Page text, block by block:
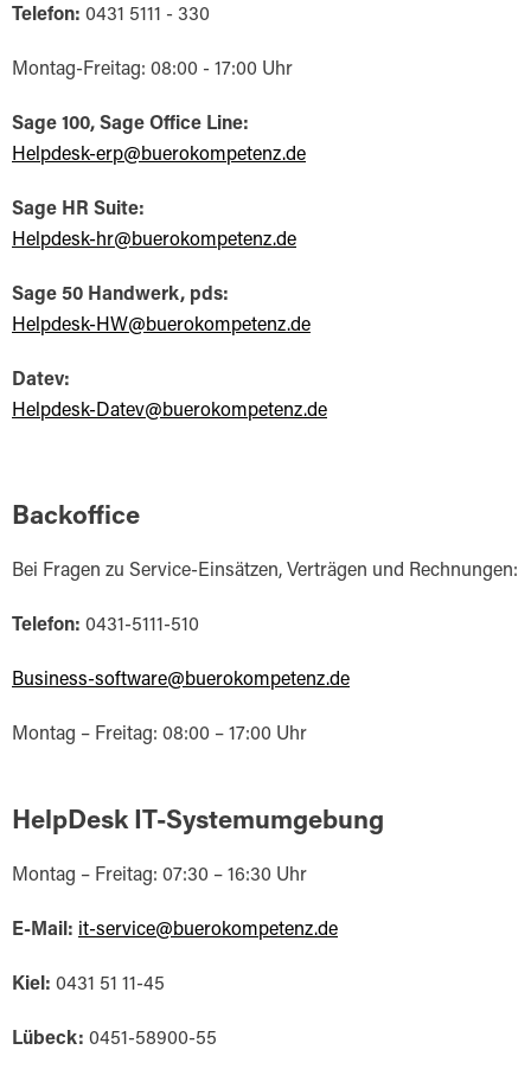
Telefon: 0431 5111 - 330
Montag-Freitag: 08:00 - 17:00 Uhr
Sage 100, Sage Office Line:
Helpdesk-erp@buerokompetenz.de
Sage HR Suite:
Helpdesk-hr@buerokompetenz.de
Sage 50 Handwerk, pds:
Helpdesk-HW@buerokompetenz.de
Datev:
Helpdesk-Datev@buerokompetenz.de
Backoffice
Bei Fragen zu Service-Einsätzen, Verträgen und Rechnungen:
Telefon: 0431-5111-510
Business-software@buerokompetenz.de
Montag – Freitag: 08:00 – 17:00 Uhr
HelpDesk IT-Systemumgebung
Montag – Freitag: 07:30 – 16:30 Uhr
E-Mail: it-service@buerokompetenz.de
Kiel: 0431 51 11-45
Lübeck: 0451-58900-55